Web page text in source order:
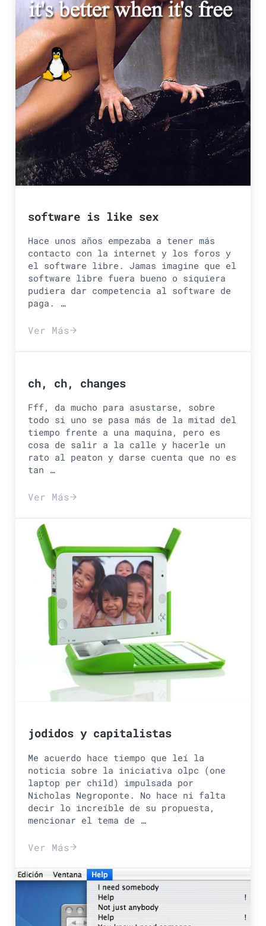
software is like sex
Hace unos años empezaba a tener más
contacto con la internet y los foros y
el software libre. Jamas imagine que el
software libre fuera bueno o siquiera
pudiera dar competencia al software de
paga. …
Ver Mássoftware is like sex
ch, ch, changes
Fff, da mucho para asustarse, sobre
todo si uno se pasa más de la mitad del
tiempo frente a una maquina, pero es
cosa de salir a la calle y hacerle un
rato al peaton y darse cuenta que no es
tan …
Ver Másch, ch, changes
jodidos y capitalistas
Me acuerdo hace tiempo que leí la
noticia sobre la iniciativa olpc (one
laptop per child) impulsada por
Nicholas Negroponte. No hace ni falta
decir lo increíble de su propuesta,
mencionar el tema de …
Ver Másjodidos y capitalistas